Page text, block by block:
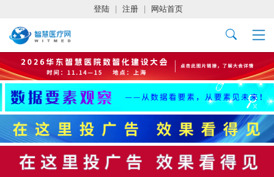
登陆 注册 网站首页